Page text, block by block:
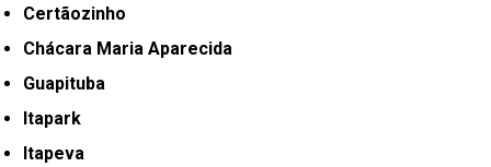
Certãozinho
Chácara Maria Aparecida
Guapituba
Itapark
Itapeva